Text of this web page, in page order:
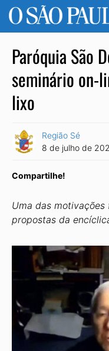
Paróquia São
seminário on-
lixo
Região Sé
8 de julho de
Compartilhe!
Uma das
propostas da